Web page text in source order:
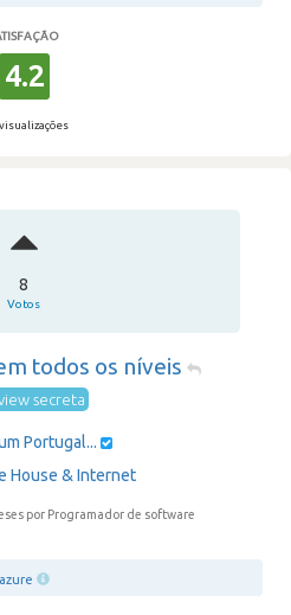
4.2
8
Votos
todos os níveis
secreta
Portugal...
House & Internet
por Programador de software
azure